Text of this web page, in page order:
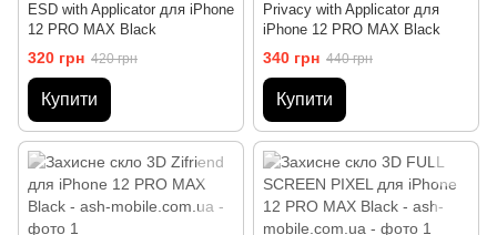
ESD with Applicator для iPhone
12 PRO MAX Black
320 грн 420 грн
Купити
Privacy with Applicator для
iPhone 12 PRO MAX Black
340 грн 440 грн
Купити